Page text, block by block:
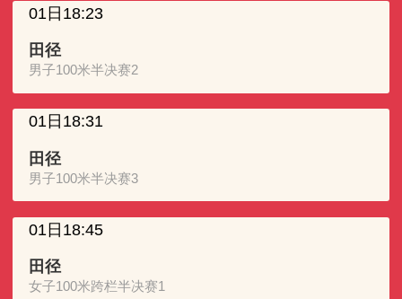
01日18:23
田径
男子100米半决赛2
01日18:31
田径
男子100米半决赛3
01日18:45
田径
女子100米跨栏半决赛1